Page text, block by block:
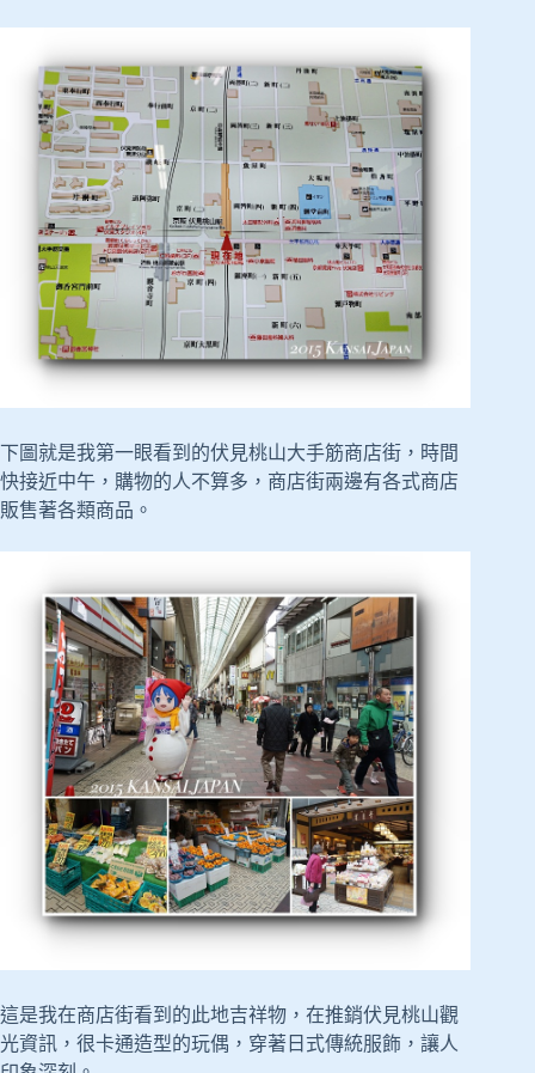
下圖就是我第一眼看到的伏見桃山大手筋商店街，時間
快接近中午，購物的人不算多，商店街兩邊有各式商店
販售著各類商品。
這是我在商店街看到的此地吉祥物，在推銷伏見桃山觀
光資訊，很卡通造型的玩偶，穿著日式傳統服飾，讓人